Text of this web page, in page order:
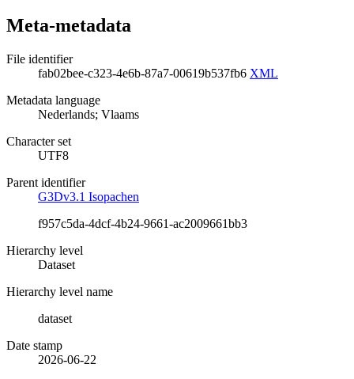
Meta-metadata
File identifier
fab02bee-c323-4e6b-87a7-00619b537fb6 XML
Metadata language
Nederlands; Vlaams
Character set
UTF8
Parent identifier
G3Dv3.1 Isopachen
f957c5da-4dcf-4b24-9661-ac2009661bb3
Hierarchy level
Dataset
Hierarchy level name
dataset
Date stamp
2026-06-22